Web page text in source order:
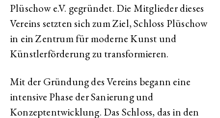
Plüschow e.V. gegründet. Die Mitglieder dieses
Vereins setzten sich zum Ziel, Schloss Plüschow
in ein Zentrum für moderne Kunst und
Künstlerförderung zu transformieren.
Mit der Gründung des Vereins begann eine
intensive Phase der Sanierung und
Konzeptentwicklung. Das Schloss, das in den